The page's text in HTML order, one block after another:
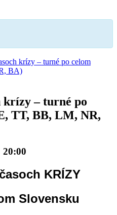
krízy – turné po celom
BA)
krízy – turné po
TT, BB, LM, NR,
20:00
KRÍZY
Slovensku